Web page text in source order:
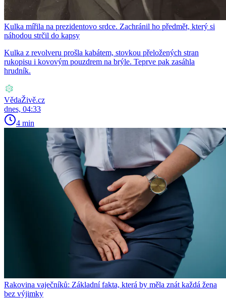
Kulka mířila na prezidentovo srdce. Zachránil ho předmět, který si
náhodou strčil do kapsy
Kulka z revolveru prošla kabátem, stovkou přeložených stran
rukopisu i kovovým pouzdrem na brýle. Teprve pak zasáhla
hrudník.
VědaŽivě.cz
dnes, 04:33
4 min
Rakovina vaječníků: Základní fakta, která by měla znát každá žena
bez výjimky